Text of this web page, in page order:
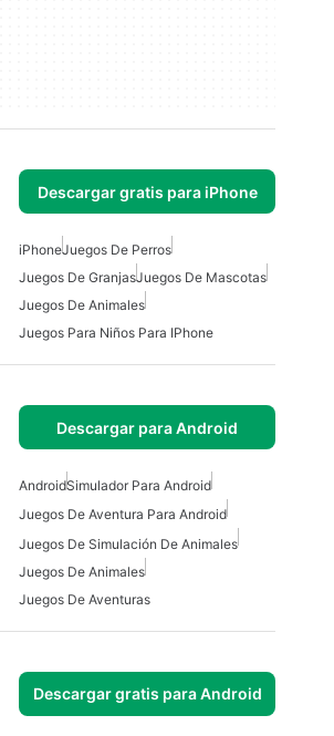
Descargar gratis para iPhone
iPhoneJuegos De Perros
Juegos De GranjasJuegos De Mascotas
Juegos De Animales
Juegos Para Niños Para IPhone
Descargar para Android
AndroidSimulador Para Android
Juegos De Aventura Para Android
Juegos De Simulación De Animales
Juegos De Animales
Juegos De Aventuras
Descargar gratis para Android